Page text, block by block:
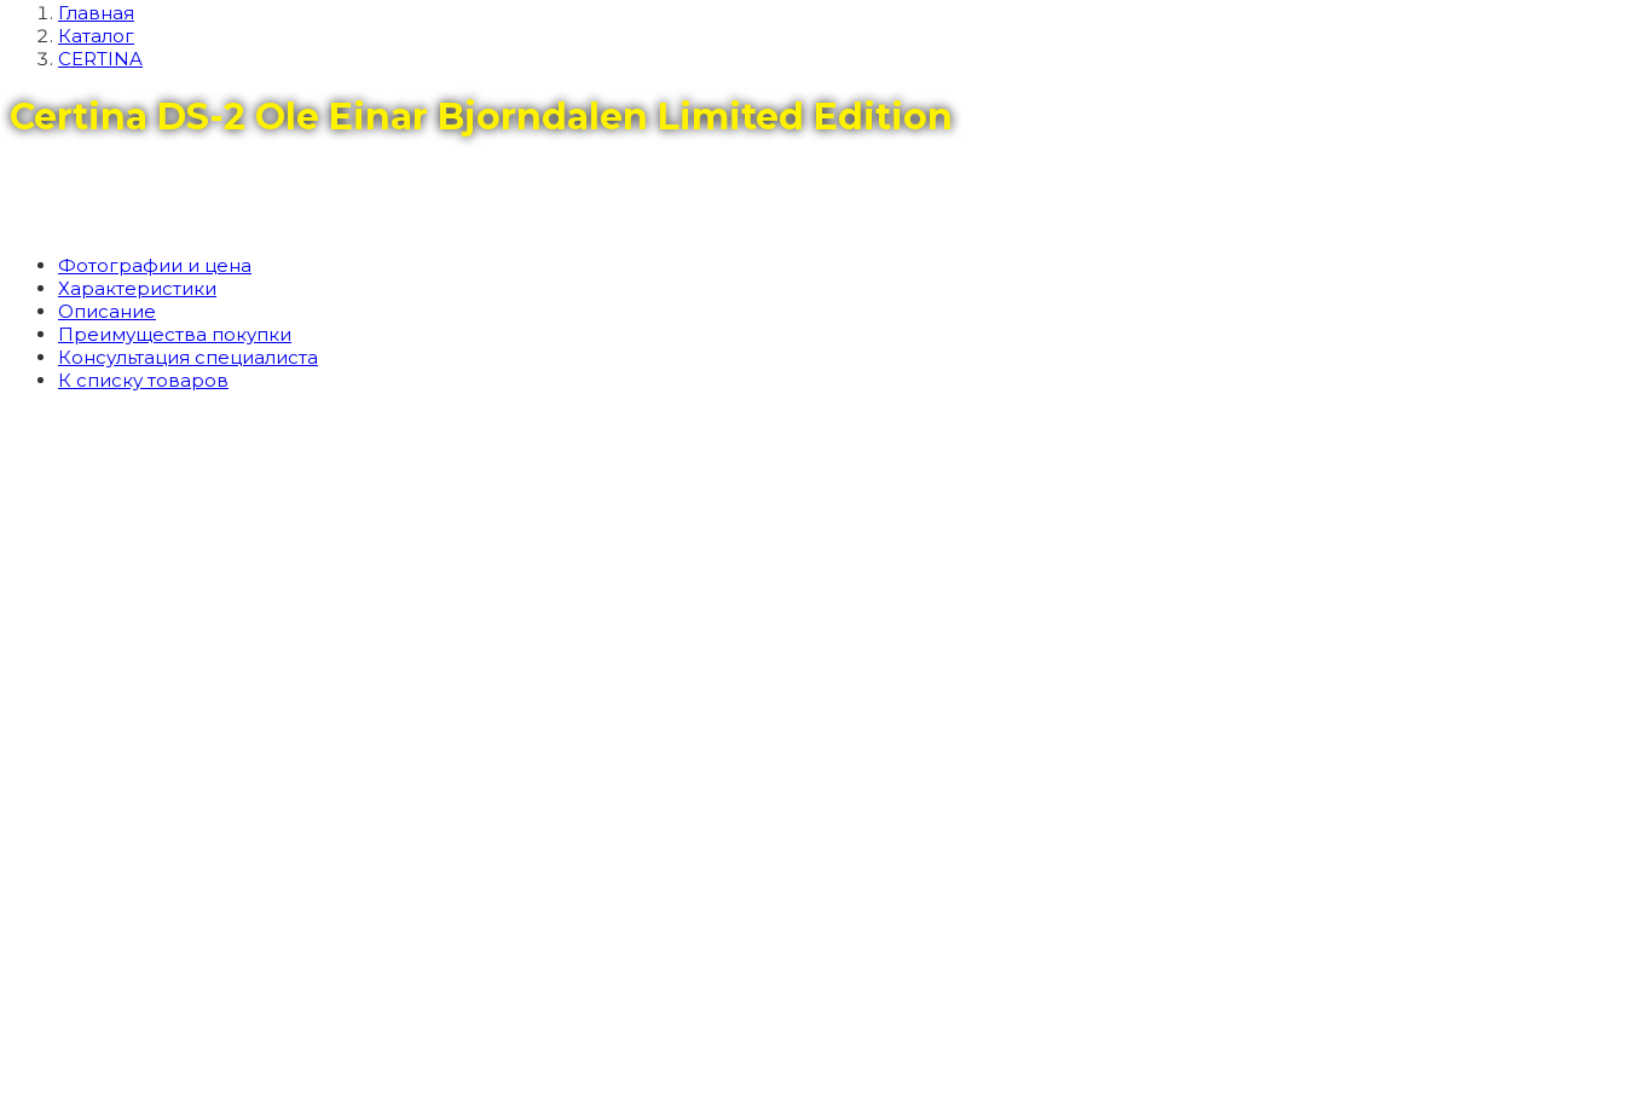
Главная
Каталог
CERTINA
Certina DS-2 Ole Einar Bjorndalen Limited Edition
Фотографии и цена
Характеристики
Описание
Преимущества покупки
Консультация специалиста
К списку товаров